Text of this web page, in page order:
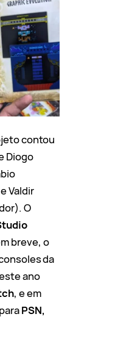
contou
Diogo
Valdir
O
breve, o
da
ano
, e em
PSN,